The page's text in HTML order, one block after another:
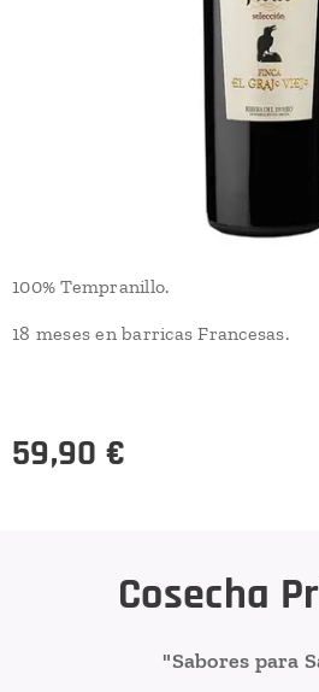
100% Tempranillo.
18 meses en barricas Francesas.
59,90 €
Cosecha
"Sabores para